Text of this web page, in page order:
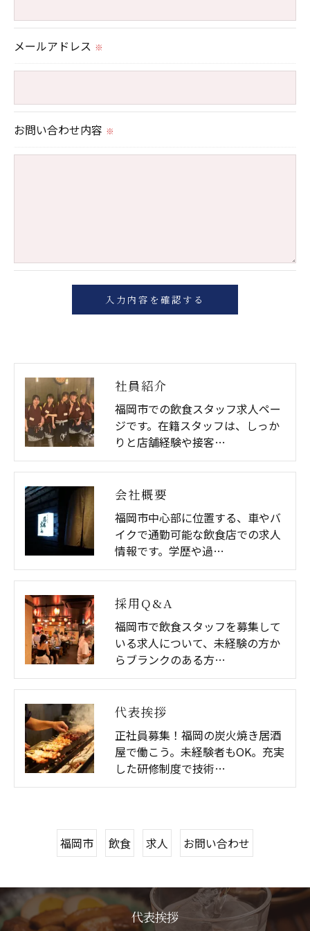
＜個人情報を与えなかった場合に生じる結果＞
＜個人情報の開示･訂正・削除･利用停止の手続につ
当社では、お客様の個人情報の開示･訂正･削除・利
す。
個人情報の開示･訂正･削除・利用停止の具体的手続
きにつきましては、お電話でお問合せ下さい。
メールアドレス ※
お問い合わせ内容 ※
社員紹介
福岡市での飲食スタッフ求人ペー
ジです。在籍スタッフは、しっか
りと店舗経験や接客…
会社概要
福岡市中心部に位置する、車やバ
イクで通勤可能な飲食店での求人
情報です。学歴や過…
採用Q&A
福岡市で飲食スタッフを募集して
いる求人について、未経験の方か
らブランクのある方…
代表挨拶
正社員募集！福岡の炭火焼き居酒
屋で働こう。未経験者もOK。充実
した研修制度で技術…
福岡市 飲食 求人 お問い合わせ
代表挨拶